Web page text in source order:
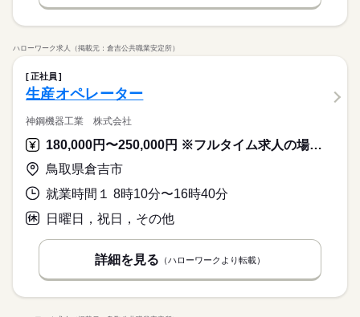
ハローワーク求人（掲載元：倉吉公共職業安定所）
正社員
生産オペレーター
神鋼機器工業 株式会社
180,000円〜250,000円 ※フルタイム求人の場合は月額（換算額）、パート求人の場合は時間額を表示しています。
鳥取県倉吉市
就業時間１ 8時10分〜16時40分
日曜日，祝日，その他
詳細を見る （ハローワークより転載）